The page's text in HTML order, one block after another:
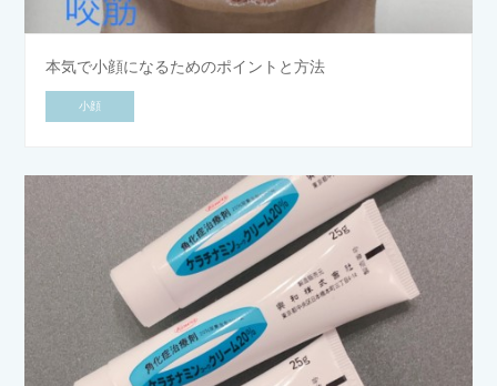
本気で小顔になるためのポイントと方法
小顔